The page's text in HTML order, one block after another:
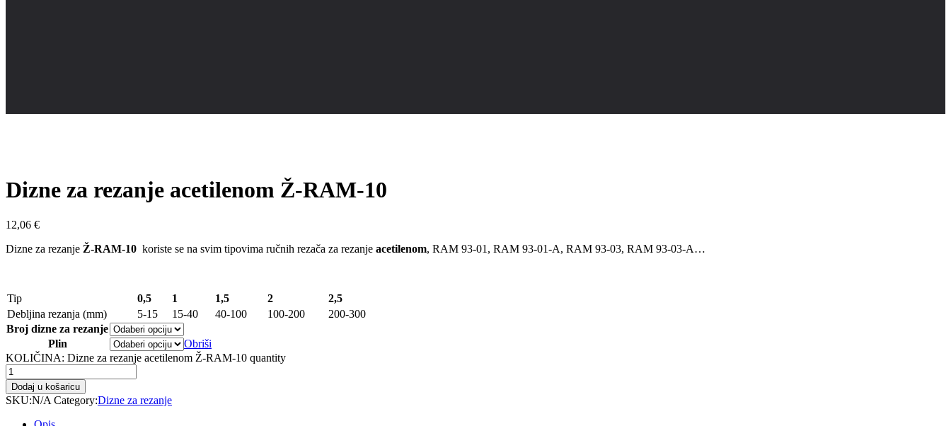
Dizne za rezanje acetilenom Ž-RAM-10
12,06 €
Dizne za rezanje Ž-RAM-10 koriste se na svim tipovima ručnih rezača za rezanje acetilenom, RAM 93-01, RAM 93-01-A, RAM 93-03, RAM 93-03-A…
Tip 0,5 1 1,5 2
2,5
Debljina rezanja (mm)
5-15 15-40 40-100 100-200
200-300
Broj dizne za rezanje
Plin
Obriši
KOLIČINA: Dizne za rezanje acetilenom Ž-RAM-10 quantity
Dodaj u košaricu
SKU:N/A Category:Dizne za rezanje